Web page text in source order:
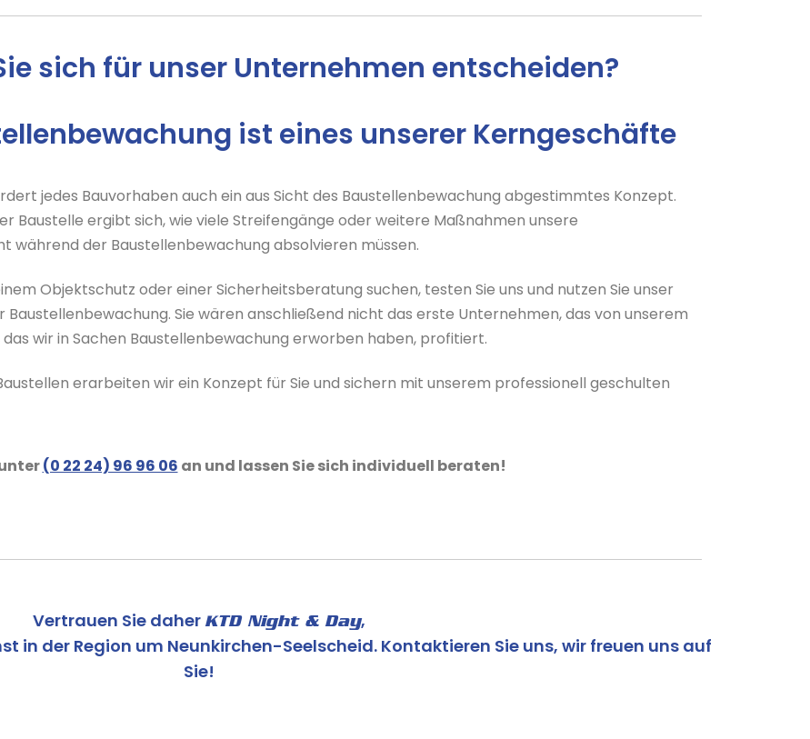
sich für unser Unternehmen entscheiden?
ist eines unserer Kerngeschäfte
jedes Bauvorhaben auch ein aus Sicht des Baustellenbewachung abgestimmtes Konzept.
Baustelle ergibt sich, wie viele Streifengänge oder weitere Maßnahmen unsere
während der Baustellenbewachung absolvieren müssen.
Objektschutz oder einer Sicherheitsberatung suchen, testen Sie uns und nutzen Sie unser
Sie wären anschließend nicht das erste Unternehmen, das von unserem
wir in Sachen Baustellenbewachung erworben haben, profitiert.
erarbeiten wir ein Konzept für Sie und sichern mit unserem professionell geschulten
(0 22 24) 96 96 06 an und lassen Sie sich individuell beraten!
Vertrauen Sie daher KTD Night & Day,
in der Region um Neunkirchen-Seelscheid. Kontaktieren Sie uns, wir freuen uns auf
Sie!